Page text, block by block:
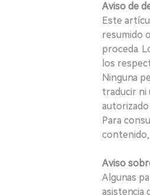
Aviso de
Este
resumido
proceda.
los
Ninguna
traducir ni
autorizado
Para
Aviso
Algunas
asistencia